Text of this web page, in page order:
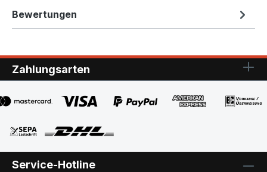
Bewertungen
Zahlungsarten
Service-Hotline